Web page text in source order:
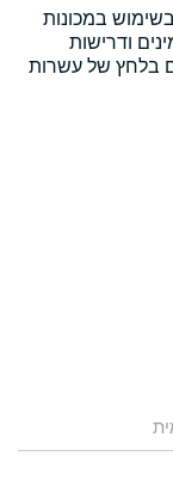
במכונות
ודרישות
בלחץ של עשרות